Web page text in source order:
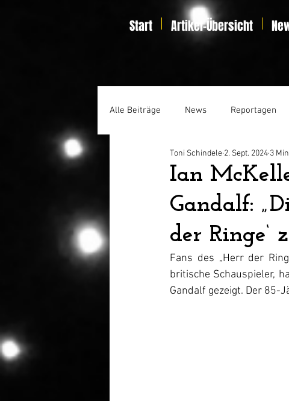
Start Artikel-Übersicht
Alle Beiträge News Reportagen
Home Entertainment
Ian
Gandalf:
der Ringe‘
Toni Schindele 2. Sept. 2024 3
Fans des „Herr der
britische Schauspieler,
Gandalf gezeigt. Der 85-